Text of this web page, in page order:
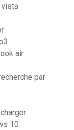
vista
air
par
10